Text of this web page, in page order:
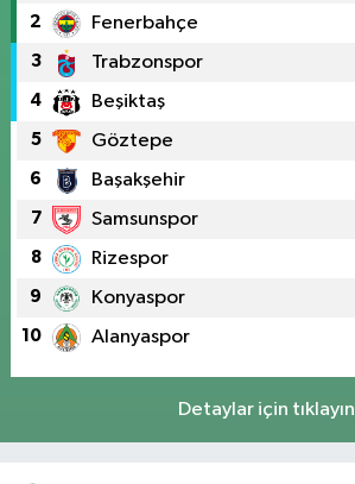
2 Fenerbahçe
3 Trabzonspor
4 Beşiktaş
5 Göztepe
6 Başakşehir
7 Samsunspor
8 Rizespor
9 Konyaspor
10 Alanyaspor
Detaylar için tıklayın